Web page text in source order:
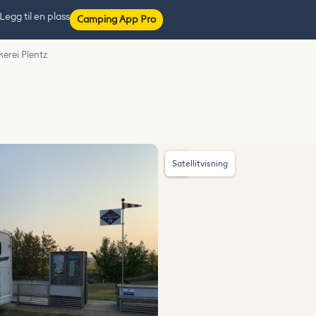
til en plass Camping App Pro
Plentz
Satellitvisning